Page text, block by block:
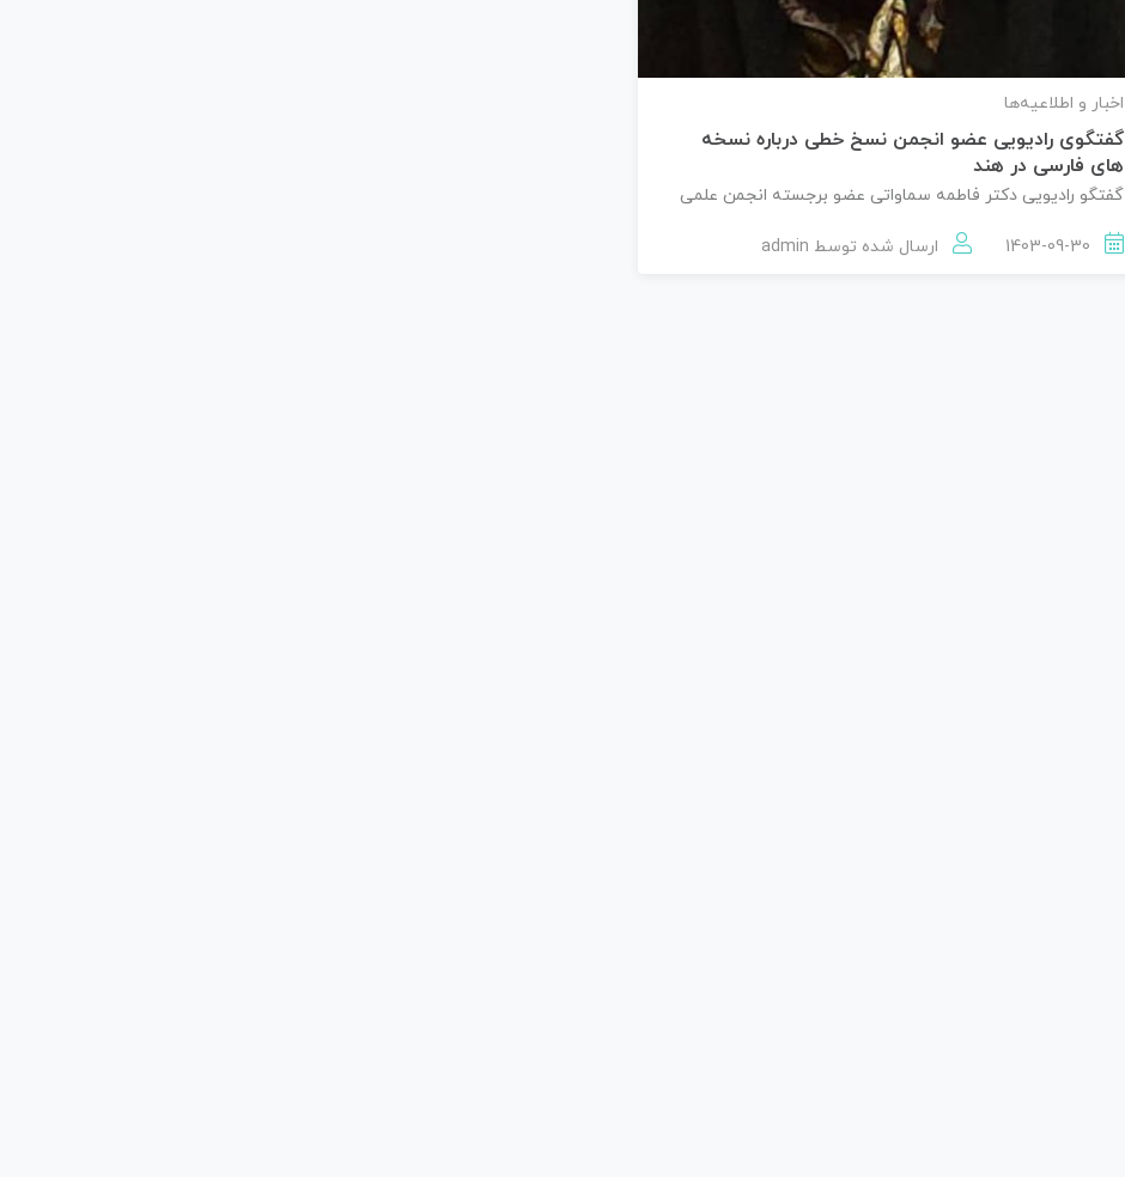
اخبار و اطلاعیه‌ها
گفتگوی رادیویی عضو انجمن نسخ خطی درباره نسخه
های فارسی در هند
گفتگو رادیویی دکتر فاطمه سماواتی عضو برجسته انجمن علمی
ارسال شده توسط admin